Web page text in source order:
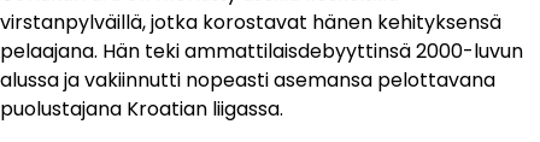
virstanpylväillä, jotka korostavat hänen kehityksensä
pelaajana. Hän teki ammattilaisdebyyttinsä 2000-luvun
alussa ja vakiinnutti nopeasti asemansa pelottavana
puolustajana Kroatian liigassa.